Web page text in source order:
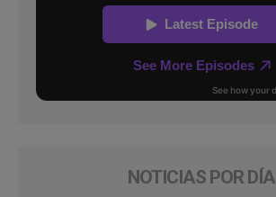
NOTICIAS POR DÍA